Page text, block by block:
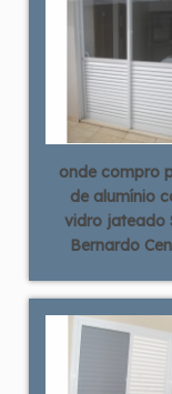
onde compro
de alumínio
vidro jateado
Bernardo